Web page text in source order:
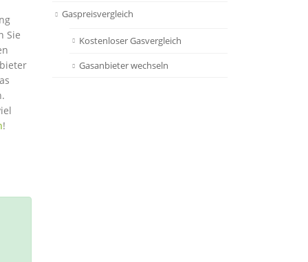
Sie
!
Gaspreisvergleich
Kostenloser Gasvergleich
Gasanbieter wechseln